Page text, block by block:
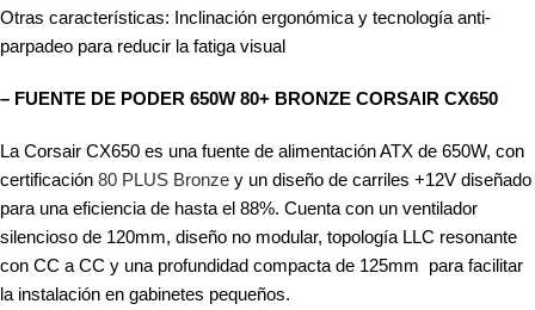
Otras características: Inclinación ergonómica y tecnología anti-
parpadeo para reducir la fatiga visual
– FUENTE DE PODER 650W 80+ BRONZE CORSAIR CX650
La Corsair CX650 es una fuente de alimentación ATX de 650W, con
certificación 80 PLUS Bronze y un diseño de carriles +12V diseñado
para una eficiencia de hasta el 88%. Cuenta con un ventilador
silencioso de 120mm, diseño no modular, topología LLC resonante
con CC a CC y una profundidad compacta de 125mm para facilitar
la instalación en gabinetes pequeños.